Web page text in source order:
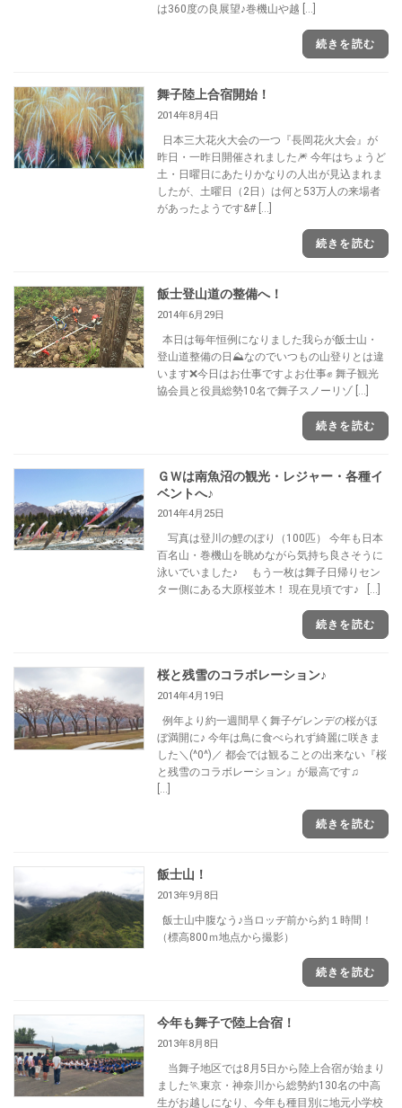
は360度の良展望♪巻機山や越 […]
続きを読む
舞子陸上合宿開始！
2014年8月4日
日本三大花火大会の一つ『長岡花火大会』が
昨日・一昨日開催されました🎆 今年はちょうど
土・日曜日にあたりかなりの人出が見込まれま
したが、土曜日（2日）は何と53万人の来場者
があったようです&# […]
続きを読む
飯士登山道の整備へ！
2014年6月29日
本日は毎年恒例になりました我らが飯士山・
登山道整備の日⛰なのでいつもの山登りとは違
います❌今日はお仕事ですよお仕事✊ 舞子観光
協会員と役員総勢10名で舞子スノーリゾ […]
続きを読む
ＧＷは南魚沼の観光・レジャー・各種イ
ベントへ♪
2014年4月25日
写真は登川の鯉のぼり（100匹） 今年も日本
百名山・巻機山を眺めながら気持ち良さそうに
泳いでいました♪ もう一枚は舞子日帰りセン
ター側にある大原桜並木！ 現在見頃です♪ […]
続きを読む
桜と残雪のコラボレーション♪
2014年4月19日
例年より約一週間早く舞子ゲレンデの桜がほ
ぼ満開に♪ 今年は鳥に食べられず綺麗に咲きま
した＼(^0^)／ 都会では観ることの出来ない『桜
と残雪のコラボレーション』が最高です♫
[…]
続きを読む
飯士山！
2013年9月8日
飯士山中腹なう♪当ロッヂ前から約１時間！
（標高800ｍ地点から撮影）
続きを読む
今年も舞子で陸上合宿！
2013年8月8日
当舞子地区では8月5日から陸上合宿が始まり
ました🏃東京・神奈川から総勢約130名の中高
生がお越しになり、今年も種目別に地元小学校